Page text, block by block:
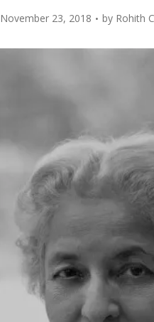
November 23, 2018 by Rohith